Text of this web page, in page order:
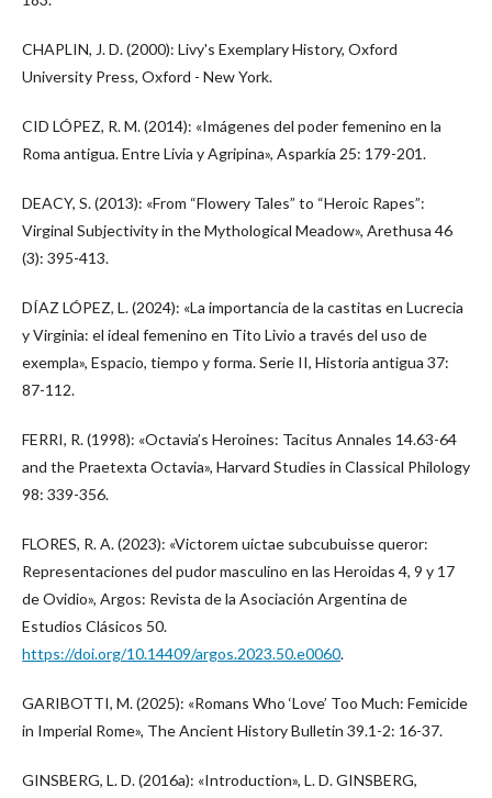
CHAPLIN, J. D. (2000): Livy's Exemplary History, Oxford
University Press, Oxford - New York.
CID LÓPEZ, R. M. (2014): «Imágenes del poder femenino en la
Roma antigua. Entre Livia y Agripina», Asparkía 25: 179-201.
DEACY, S. (2013): «From “Flowery Tales” to “Heroic Rapes”:
Virginal Subjectivity in the Mythological Meadow», Arethusa 46
(3): 395-413.
DÍAZ LÓPEZ, L. (2024): «La importancia de la castitas en Lucrecia
y Virginia: el ideal femenino en Tito Livio a través del uso de
exempla», Espacio, tiempo y forma. Serie II, Historia antigua 37:
87-112.
FERRI, R. (1998): «Octavia’s Heroines: Tacitus Annales 14.63-64
and the Praetexta Octavia», Harvard Studies in Classical Philology
98: 339-356.
FLORES, R. A. (2023): «Victorem uictae subcubuisse queror:
Representaciones del pudor masculino en las Heroidas 4, 9 y 17
de Ovidio», Argos: Revista de la Asociación Argentina de
Estudios Clásicos 50.
https://doi.org/10.14409/argos.2023.50.e0060.
GARIBOTTI, M. (2025): «Romans Who ‘Love’ Too Much: Femicide
in Imperial Rome», The Ancient History Bulletin 39.1-2: 16-37.
GINSBERG, L. D. (2016a): «Introduction», L. D. GINSBERG,